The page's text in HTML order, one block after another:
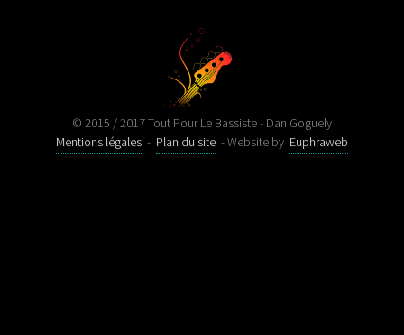
© 2015 / 2017 Tout Pour Le Bassiste - Dan Goguely
Mentions légales - Plan du site - Website by Euphraweb